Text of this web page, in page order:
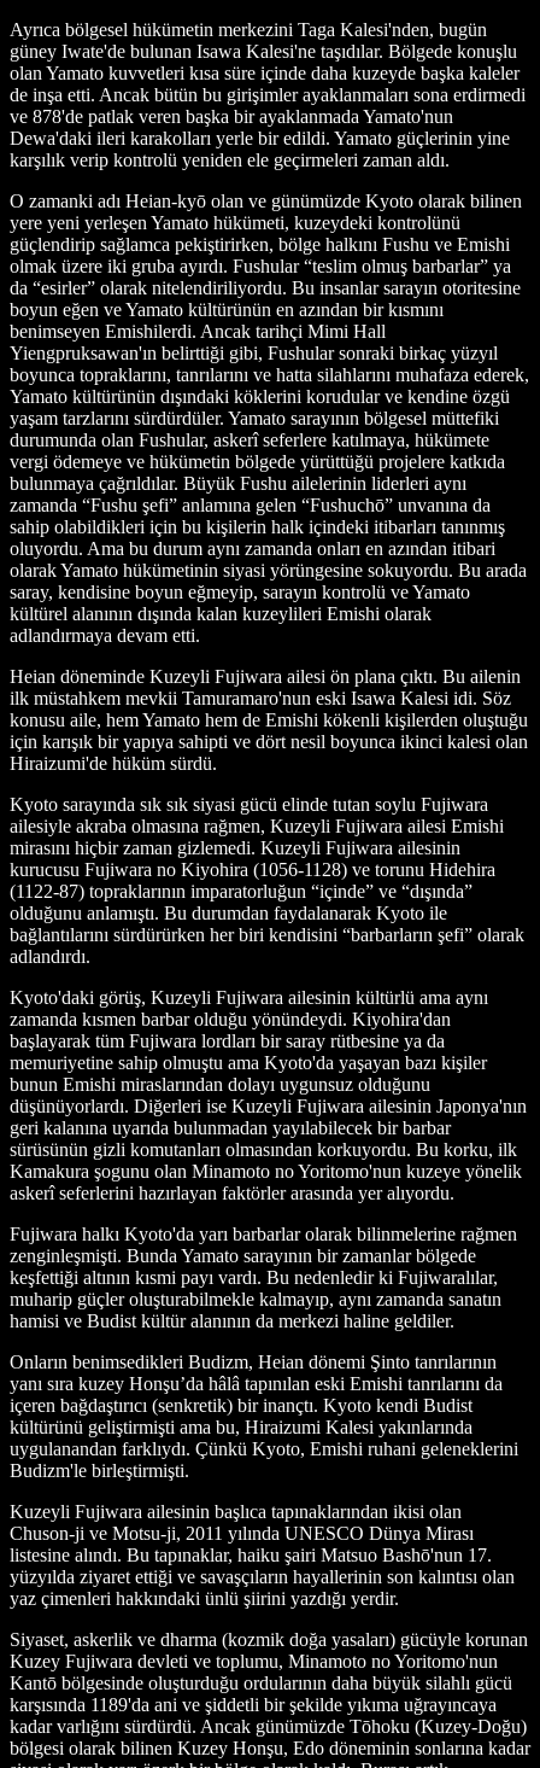
Ayrıca bölgesel hükümetin merkezini Taga Kalesi'nden, bugün
güney Iwate'de bulunan Isawa Kalesi'ne taşıdılar. Bölgede konuşlu
olan Yamato kuvvetleri kısa süre içinde daha kuzeyde başka kaleler
de inşa etti. Ancak bütün bu girişimler ayaklanmaları sona erdirmedi
ve 878'de patlak veren başka bir ayaklanmada Yamato'nun
Dewa'daki ileri karakolları yerle bir edildi. Yamato güçlerinin yine
karşılık verip kontrolü yeniden ele geçirmeleri zaman aldı.
O zamanki adı Heian-kyō olan ve günümüzde Kyoto olarak bilinen
yere yeni yerleşen Yamato hükümeti, kuzeydeki kontrolünü
güçlendirip sağlamca pekiştirirken, bölge halkını Fushu ve Emishi
olmak üzere iki gruba ayırdı. Fushular “teslim olmuş barbarlar” ya
da “esirler” olarak nitelendiriliyordu. Bu insanlar sarayın otoritesine
boyun eğen ve Yamato kültürünün en azından bir kısmını
benimseyen Emishilerdi. Ancak tarihçi Mimi Hall
Yiengpruksawan'ın belirttiği gibi, Fushular sonraki birkaç yüzyıl
boyunca topraklarını, tanrılarını ve hatta silahlarını muhafaza ederek,
Yamato kültürünün dışındaki köklerini korudular ve kendine özgü
yaşam tarzlarını sürdürdüler. Yamato sarayının bölgesel müttefiki
durumunda olan Fushular, askerî seferlere katılmaya, hükümete
vergi ödemeye ve hükümetin bölgede yürüttüğü projelere katkıda
bulunmaya çağrıldılar. Büyük Fushu ailelerinin liderleri aynı
zamanda “Fushu şefi” anlamına gelen “Fushuchō” unvanına da
sahip olabildikleri için bu kişilerin halk içindeki itibarları tanınmış
oluyordu. Ama bu durum aynı zamanda onları en azından itibari
olarak Yamato hükümetinin siyasi yörüngesine sokuyordu. Bu arada
saray, kendisine boyun eğmeyip, sarayın kontrolü ve Yamato
kültürel alanının dışında kalan kuzeylileri Emishi olarak
adlandırmaya devam etti.
Heian döneminde Kuzeyli Fujiwara ailesi ön plana çıktı. Bu ailenin
ilk müstahkem mevkii Tamuramaro'nun eski Isawa Kalesi idi. Söz
konusu aile, hem Yamato hem de Emishi kökenli kişilerden oluştuğu
için karışık bir yapıya sahipti ve dört nesil boyunca ikinci kalesi olan
Hiraizumi'de hüküm sürdü.
Kyoto sarayında sık sık siyasi gücü elinde tutan soylu Fujiwara
ailesiyle akraba olmasına rağmen, Kuzeyli Fujiwara ailesi Emishi
mirasını hiçbir zaman gizlemedi. Kuzeyli Fujiwara ailesinin
kurucusu Fujiwara no Kiyohira (1056-1128) ve torunu Hidehira
(1122-87) topraklarının imparatorluğun “içinde” ve “dışında”
olduğunu anlamıştı. Bu durumdan faydalanarak Kyoto ile
bağlantılarını sürdürürken her biri kendisini “barbarların şefi” olarak
adlandırdı.
Kyoto'daki görüş, Kuzeyli Fujiwara ailesinin kültürlü ama aynı
zamanda kısmen barbar olduğu yönündeydi. Kiyohira'dan
başlayarak tüm Fujiwara lordları bir saray rütbesine ya da
memuriyetine sahip olmuştu ama Kyoto'da yaşayan bazı kişiler
bunun Emishi miraslarından dolayı uygunsuz olduğunu
düşünüyorlardı. Diğerleri ise Kuzeyli Fujiwara ailesinin Japonya'nın
geri kalanına uyarıda bulunmadan yayılabilecek bir barbar
sürüsünün gizli komutanları olmasından korkuyordu. Bu korku, ilk
Kamakura şogunu olan Minamoto no Yoritomo'nun kuzeye yönelik
askerî seferlerini hazırlayan faktörler arasında yer alıyordu.
Fujiwara halkı Kyoto'da yarı barbarlar olarak bilinmelerine rağmen
zenginleşmişti. Bunda Yamato sarayının bir zamanlar bölgede
keşfettiği altının kısmi payı vardı. Bu nedenledir ki Fujiwaralılar,
muharip güçler oluşturabilmekle kalmayıp, aynı zamanda sanatın
hamisi ve Budist kültür alanının da merkezi haline geldiler.
Onların benimsedikleri Budizm, Heian dönemi Şinto tanrılarının
yanı sıra kuzey Honşu’da hâlâ tapınılan eski Emishi tanrılarını da
içeren bağdaştırıcı (senkretik) bir inançtı. Kyoto kendi Budist
kültürünü geliştirmişti ama bu, Hiraizumi Kalesi yakınlarında
uygulanandan farklıydı. Çünkü Kyoto, Emishi ruhani geleneklerini
Budizm'le birleştirmişti.
Kuzeyli Fujiwara ailesinin başlıca tapınaklarından ikisi olan
Chuson-ji ve Motsu-ji, 2011 yılında UNESCO Dünya Mirası
listesine alındı. Bu tapınaklar, haiku şairi Matsuo Bashō'nun 17.
yüzyılda ziyaret ettiği ve savaşçıların hayallerinin son kalıntısı olan
yaz çimenleri hakkındaki ünlü şiirini yazdığı yerdir.
Siyaset, askerlik ve dharma (kozmik doğa yasaları) gücüyle korunan
Kuzey Fujiwara devleti ve toplumu, Minamoto no Yoritomo'nun
Kantō bölgesinde oluşturduğu ordularının daha büyük silahlı gücü
karşısında 1189'da ani ve şiddetli bir şekilde yıkıma uğrayıncaya
kadar varlığını sürdürdü. Ancak günümüzde Tōhoku (Kuzey-Doğu)
bölgesi olarak bilinen Kuzey Honşu, Edo döneminin sonlarına kadar